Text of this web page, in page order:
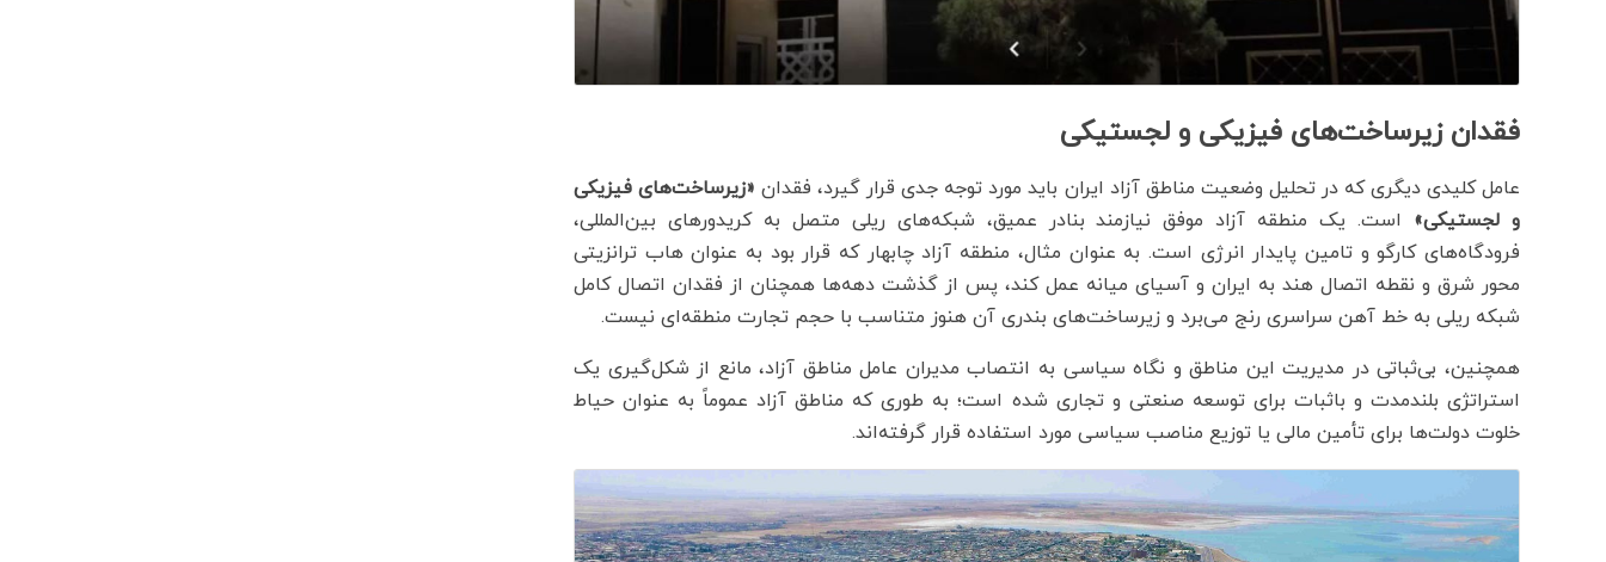
فقدان زیرساخت‌های فیزیکی و لجستیکی
عامل کلیدی دیگری که در تحلیل وضعیت مناطق آزاد ایران باید مورد توجه جدی قرار گیرد، فقدان «زیرساخت‌های فیزیکی
و لجستیکی» است. یک منطقه آزاد موفق نیازمند بنادر عمیق، شبکه‌های ریلی متصل به کریدورهای بین‌المللی،
فرودگاه‌های کارگو و تامین پایدار انرژی است. به عنوان مثال، منطقه آزاد چابهار که قرار بود به عنوان هاب ترانزیتی
محور شرق و نقطه اتصال هند به ایران و آسیای میانه عمل کند، پس از گذشت دهه‌ها همچنان از فقدان اتصال کامل
شبکه ریلی به خط آهن سراسری رنج می‌برد و زیرساخت‌های بندری آن هنوز متناسب با حجم تجارت منطقه‌ای نیست.
همچنین، بی‌ثباتی در مدیریت این مناطق و نگاه سیاسی به انتصاب مدیران عامل مناطق آزاد، مانع از شکل‌گیری یک
استراتژی بلندمدت و باثبات برای توسعه صنعتی و تجاری شده است؛ به طوری که مناطق آزاد عموماً به عنوان حیاط
خلوت دولت‌ها برای تأمین مالی یا توزیع مناصب سیاسی مورد استفاده قرار گرفته‌اند.